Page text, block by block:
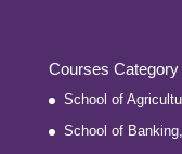
Courses Category
School of
School of